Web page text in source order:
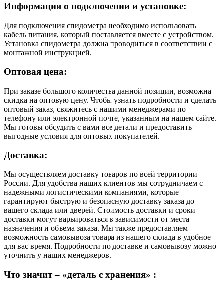
Информация о подключении и установке:
Для подключения спидометра необходимо использовать
кабель питания, который поставляется вместе с устройством.
Установка спидометра должна проводиться в соответствии с
монтажной инструкцией.
Оптовая цена:
При заказе большого количества данной позиции, возможна
скидка на оптовую цену. Чтобы узнать подробности и сделать
оптовый заказ, свяжитесь с нашими менеджерами по
телефону или электронной почте, указанным на нашем сайте.
Мы готовы обсудить с вами все детали и предоставить
выгодные условия для оптовых покупателей.
Доставка:
Мы осуществляем доставку товаров по всей территории
России. Для удобства наших клиентов мы сотрудничаем с
надежными логистическими компаниями, которые
гарантируют быструю и безопасную доставку заказа до
вашего склада или дверей. Стоимость доставки и сроки
доставки могут варьироваться в зависимости от места
назначения и объема заказа. Мы также предоставляем
возможность самовывоза товара из нашего склада в удобное
для вас время. Подробности по доставке и самовывозу можно
уточнить у наших менеджеров.
Что значит – «деталь с хранения» :